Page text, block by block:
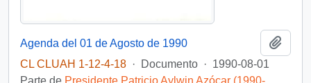
Agenda del 01 de Agosto de 1990
CL CLUAH 1-12-4-18 · Documento · 1990-08-01
Parte de Presidente Patricio Aylwin Azócar (1990-